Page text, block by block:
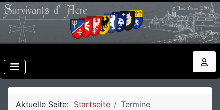
Aktuelle Seite: Startseite Termine